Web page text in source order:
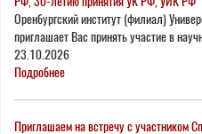
Оренбургский институт (филиал)
приглашает Вас принять участие в
23.10.2026
Подробнее
Приглашаем на встречу с участником